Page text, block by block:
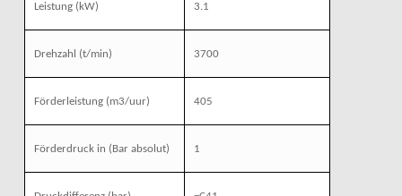
Leistung(kW) 3.1
Drehzahl (t/min) 3700
Förderleistung(m3/uur) 405
Förderdruckin (Bar absolut) 1